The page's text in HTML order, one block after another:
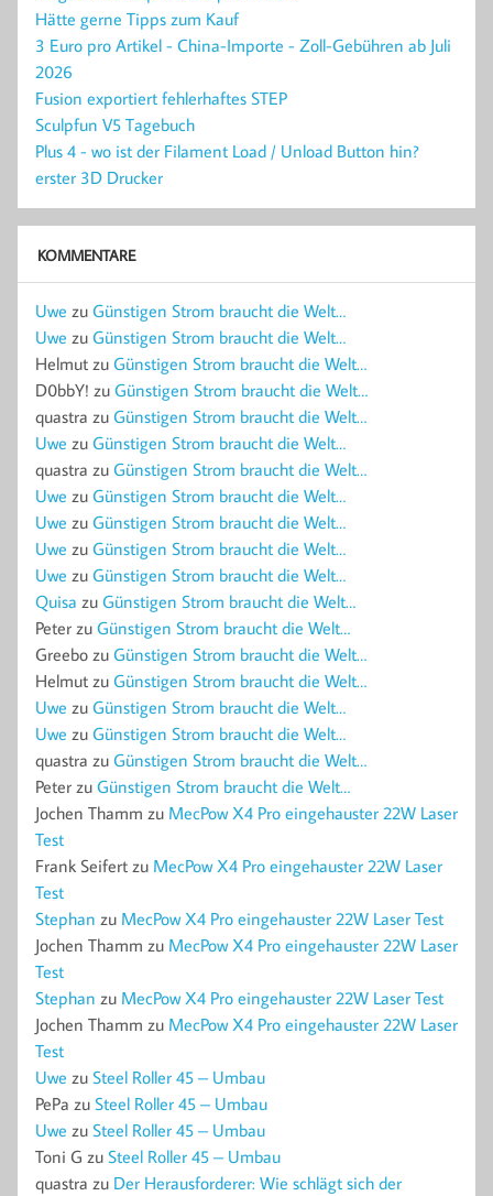
Hätte gerne Tipps zum Kauf
3 Euro pro Artikel - China-Importe - Zoll-Gebühren ab Juli
2026
Fusion exportiert fehlerhaftes STEP
Sculpfun V5 Tagebuch
Plus 4 - wo ist der Filament Load / Unload Button hin?
erster 3D Drucker
KOMMENTARE
Uwe zu Günstigen Strom braucht die Welt…
Uwe zu Günstigen Strom braucht die Welt…
Helmut zu Günstigen Strom braucht die Welt…
D0bbY! zu Günstigen Strom braucht die Welt…
quastra zu Günstigen Strom braucht die Welt…
Uwe zu Günstigen Strom braucht die Welt…
quastra zu Günstigen Strom braucht die Welt…
Uwe zu Günstigen Strom braucht die Welt…
Uwe zu Günstigen Strom braucht die Welt…
Uwe zu Günstigen Strom braucht die Welt…
Uwe zu Günstigen Strom braucht die Welt…
Quisa zu Günstigen Strom braucht die Welt…
Peter zu Günstigen Strom braucht die Welt…
Greebo zu Günstigen Strom braucht die Welt…
Helmut zu Günstigen Strom braucht die Welt…
Uwe zu Günstigen Strom braucht die Welt…
Uwe zu Günstigen Strom braucht die Welt…
quastra zu Günstigen Strom braucht die Welt…
Peter zu Günstigen Strom braucht die Welt…
Jochen Thamm zu MecPow X4 Pro eingehauster 22W Laser
Test
Frank Seifert zu MecPow X4 Pro eingehauster 22W Laser
Test
Stephan zu MecPow X4 Pro eingehauster 22W Laser Test
Jochen Thamm zu MecPow X4 Pro eingehauster 22W Laser
Test
Stephan zu MecPow X4 Pro eingehauster 22W Laser Test
Jochen Thamm zu MecPow X4 Pro eingehauster 22W Laser
Test
Uwe zu Steel Roller 45 – Umbau
PePa zu Steel Roller 45 – Umbau
Uwe zu Steel Roller 45 – Umbau
Toni G zu Steel Roller 45 – Umbau
quastra zu Der Herausforderer: Wie schlägt sich der